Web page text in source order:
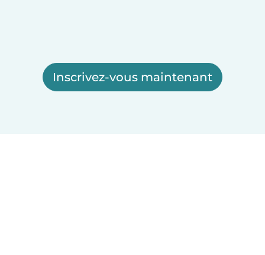
Inscrivez-vous maintenant